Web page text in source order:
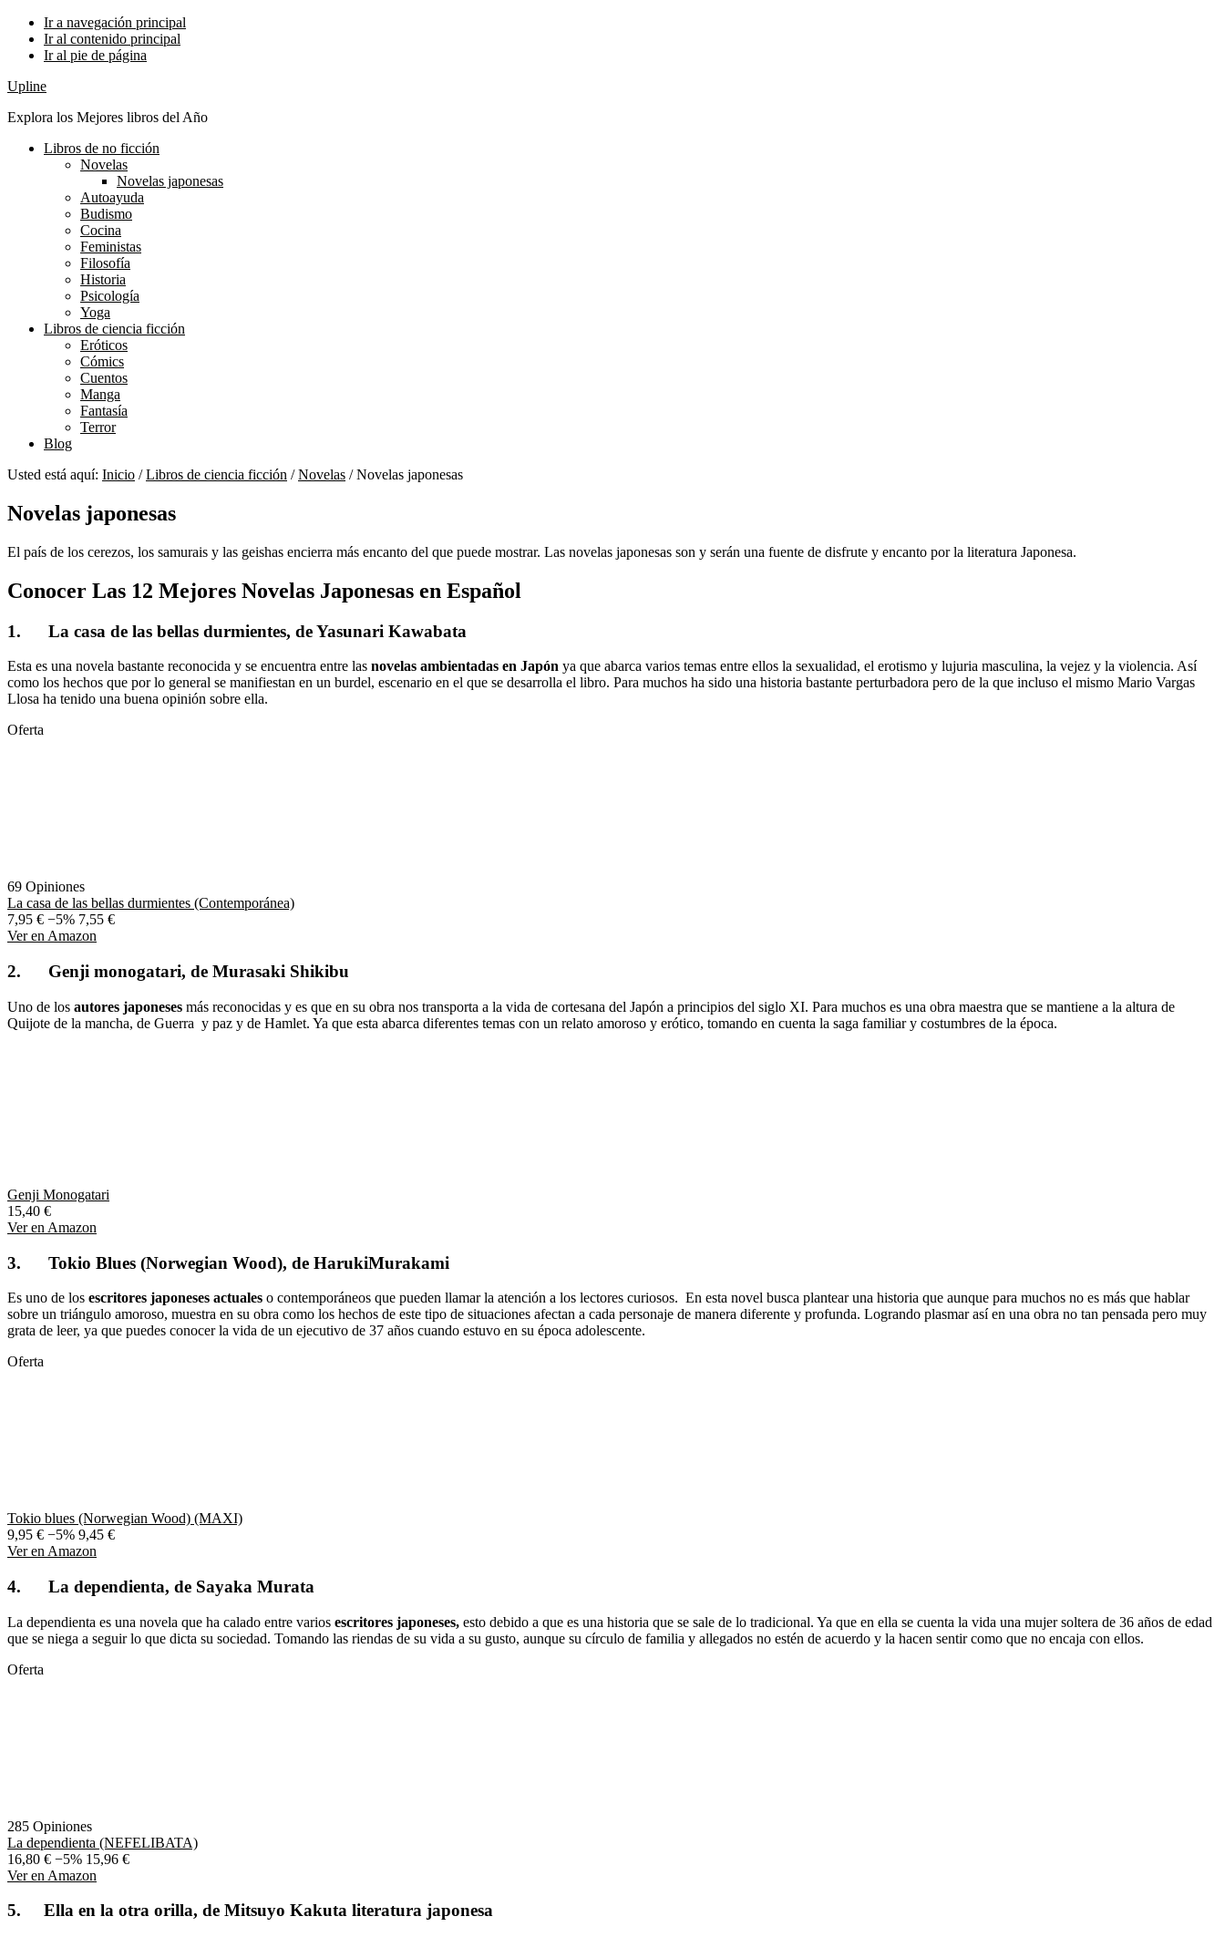
Ir a navegación principal
Ir al contenido principal
Ir al pie de página
Upline
Explora los Mejores libros del Año
Libros de no ficción
Novelas
Novelas japonesas
Autoayuda
Budismo
Cocina
Feministas
Filosofía
Historia
Psicología
Yoga
Libros de ciencia ficción
Eróticos
Cómics
Cuentos
Manga
Fantasía
Terror
Blog
Usted está aquí: Inicio / Libros de ciencia ficción / Novelas /Novelas japonesas
Novelas japonesas
El país de los cerezos, los samurais y las geishas encierra más encanto del que puede mostrar. Las novelas japonesas son y serán una fuente de disfrute y encanto por la literatura Japonesa.
Conocer Las 12 Mejores Novelas Japonesas en Español
1. La casa de las bellas durmientes, de Yasunari Kawabata
Esta es una novela bastante reconocida y se encuentra entre las novelas ambientadas en Japón ya que abarca varios temas entre ellos la sexualidad, el erotismo y lujuria masculina, la vejez y la violencia. Así
como los hechos que por lo general se manifiestan en un burdel, escenario en el que se desarrolla el libro. Para muchos ha sido una historia bastante perturbadora pero de la que incluso el mismo Mario Vargas
Llosa ha tenido una buena opinión sobre ella.
Oferta
69 Opiniones
La casa de las bellas durmientes (Contemporánea)
7,95 € −5% 7,55 €
Ver en Amazon
2. Genji monogatari, de Murasaki Shikibu
Uno de los autores japoneses más reconocidas y es que en su obra nos transporta a la vida de cortesana del Japón a principios del siglo XI. Para muchos es una obra maestra que se mantiene a la altura de
Quijote de la mancha, de Guerra y paz y de Hamlet. Ya que esta abarca diferentes temas con un relato amoroso y erótico, tomando en cuenta la saga familiar y costumbres de la época.
Genji Monogatari
15,40 €
Ver en Amazon
3. Tokio Blues (Norwegian Wood), de HarukiMurakami
Es uno de los escritores japoneses actuales o contemporáneos que pueden llamar la atención a los lectores curiosos. En esta novel busca plantear una historia que aunque para muchos no es más que hablar
sobre un triángulo amoroso, muestra en su obra como los hechos de este tipo de situaciones afectan a cada personaje de manera diferente y profunda. Logrando plasmar así en una obra no tan pensada pero muy
grata de leer, ya que puedes conocer la vida de un ejecutivo de 37 años cuando estuvo en su época adolescente.
Oferta
Tokio blues (Norwegian Wood) (MAXI)
9,95 € −5% 9,45 €
Ver en Amazon
4. La dependienta, de Sayaka Murata
La dependienta es una novela que ha calado entre varios escritores japoneses, esto debido a que es una historia que se sale de lo tradicional. Ya que en ella se cuenta la vida una mujer soltera de 36 años de edad
que se niega a seguir lo que dicta su sociedad. Tomando las riendas de su vida a su gusto, aunque su círculo de familia y allegados no estén de acuerdo y la hacen sentir como que no encaja con ellos.
Oferta
285 Opiniones
La dependienta (NEFELIBATA)
16,80 € −5% 15,96 €
Ver en Amazon
5. Ella en la otra orilla, de Mitsuyo Kakuta literatura japonesa